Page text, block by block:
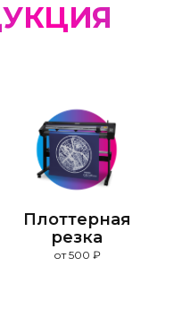
Плоттерная
резка
от 500 ₽